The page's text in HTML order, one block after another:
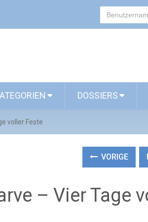
DOSSIERS
voller Feste
VORIGE
– Vier Tage